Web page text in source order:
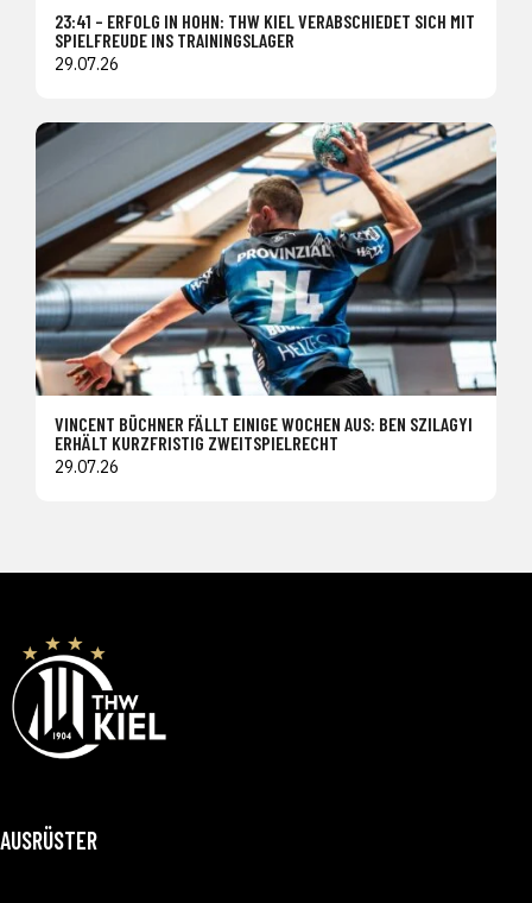
23:41 – ERFOLG IN HOHN: THW KIEL VERABSCHIEDET SICH MIT
SPIELFREUDE INS TRAININGSLAGER
29.07.26
VINCENT BÜCHNER FÄLLT EINIGE WOCHEN AUS: BEN SZILAGYI
ERHÄLT KURZFRISTIG ZWEITSPIELRECHT
29.07.26
AUSRÜSTER